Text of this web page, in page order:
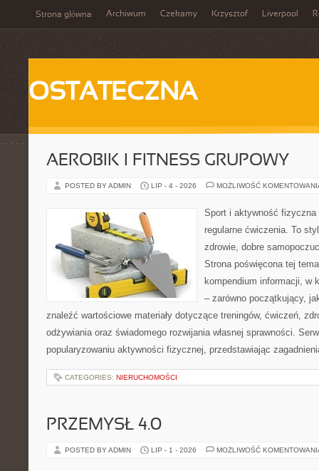
Strona główna Archiwum Czekamy Krzysztof Liverpool
OSTATECZNA
AEROBIK I FITNESS GRUPOWY
POSTED BY ADMIN LIP - 4 - 2026 MOŻLIWOŚĆ
Sport i aktywność
regularne ćwiczenia. To
zdrowie, dobre
Strona poświęcona tej
kompendium informacji, w
– zarówno początkujący,
znaleźć wartościowe materiały dotyczące treningów, ćwiczeń,
odżywiania oraz świadomego rozwijania własnej sprawności.
popularyzowaniu aktywności fizycznej, przedstawiając
CATEGORIES: NIERUCHOMOŚCI
PRZEMYSŁ 4.0
POSTED BY ADMIN LIP - 1 - 2026 MOŻLIWOŚĆ